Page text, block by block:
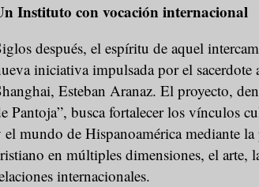
Instituto con vocación internacional
después, el espíritu de aquel
iniciativa impulsada por el sacerdote
Esteban Aranaz. El proyecto,
Pantoja”, busca fortalecer los vínculos
el mundo de Hispanoamérica mediante
en múltiples dimensiones, el arte,
internacionales.